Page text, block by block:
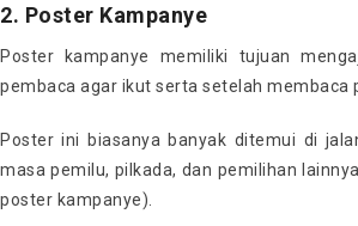
2. Poster Kampanye
Poster kampanye memiliki tujuan
pembaca agar ikut serta setelah membaca
Poster ini biasanya banyak ditemui di
masa pemilu, pilkada, dan pemilihan
poster kampanye).